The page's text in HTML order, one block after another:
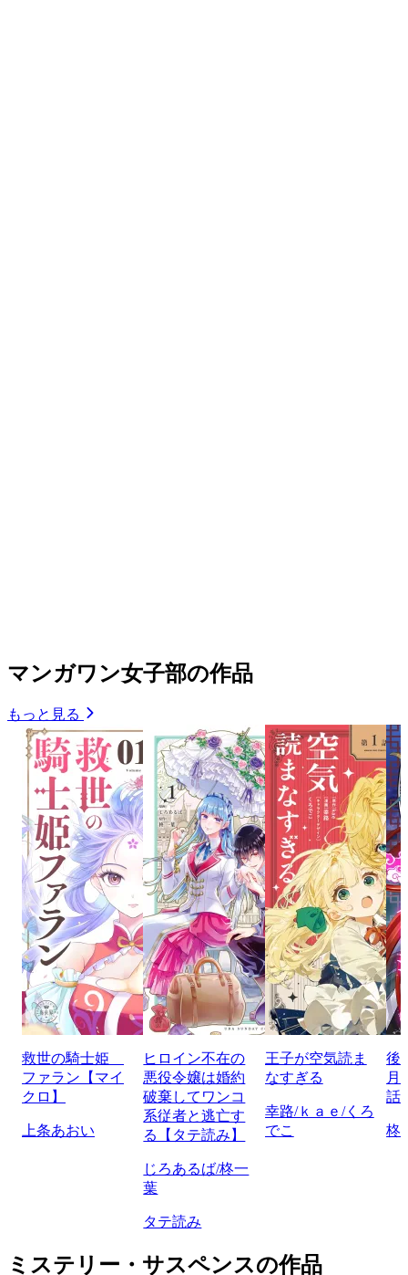
マンガワン女子部の作品
もっと見る
救世の騎士姫
ファラン【マイ
クロ】
上条あおい
ヒロイン不在の
悪役令嬢は婚約
破棄してワンコ
系従者と逃亡す
る【タテ読み】
じろあるば/柊一
葉
タテ読み
王子が空気読ま
なすぎる
幸路/ｋａｅ/くろ
でこ
後
月
話
柊
ミステリー・サスペンスの作品